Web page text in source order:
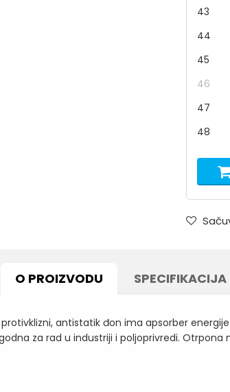
43
44
45
46
47
48
O PROIZVODU SPECIFIKACIJA
antistatik đon ima apsorber
za rad u industriji i poljoprivredi.